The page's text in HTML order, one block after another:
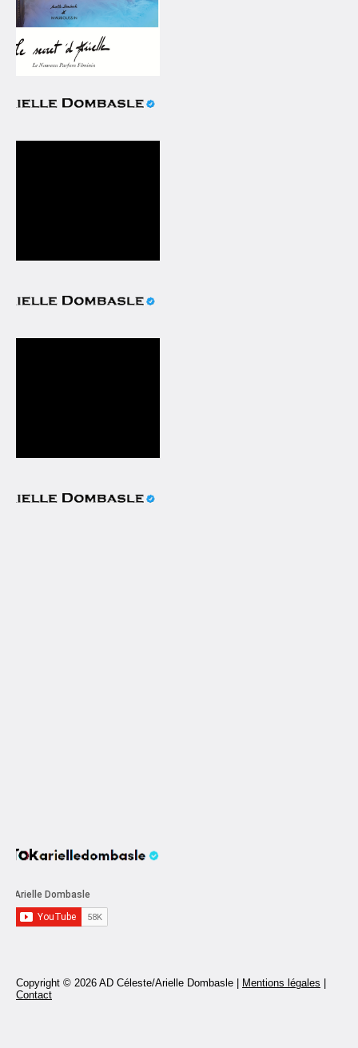
Copyright © 2026 AD Céleste/Arielle Dombasle | Mentions légales |
Contact